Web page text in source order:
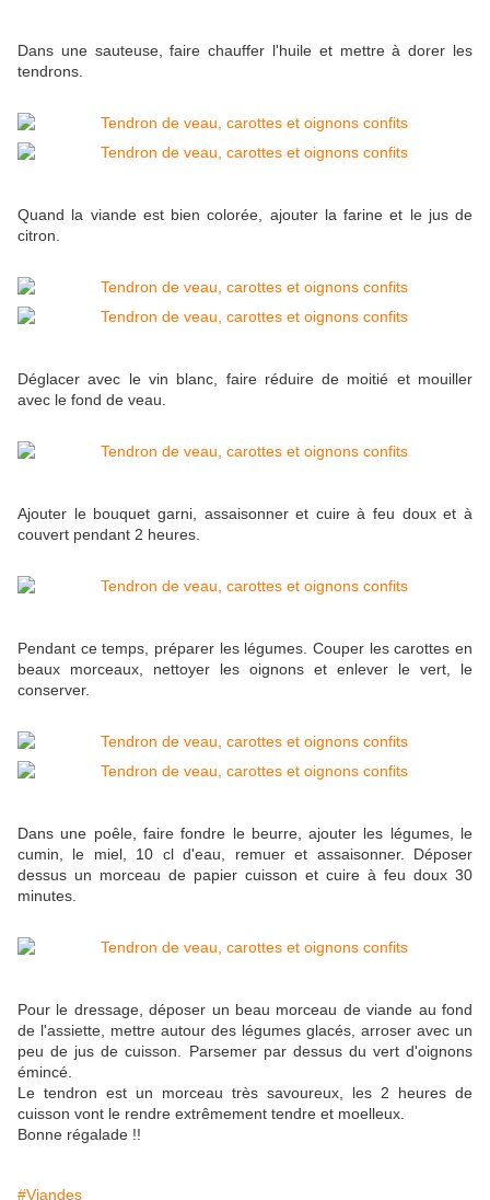
Dans une sauteuse, faire chauffer l'huile et mettre à dorer les
tendrons.
Quand la viande est bien colorée, ajouter la farine et le jus de
citron.
Déglacer avec le vin blanc, faire réduire de moitié et mouiller
avec le fond de veau.
Ajouter le bouquet garni, assaisonner et cuire à feu doux et à
couvert pendant 2 heures.
Pendant ce temps, préparer les légumes. Couper les carottes en
beaux morceaux, nettoyer les oignons et enlever le vert, le
conserver.
Dans une poêle, faire fondre le beurre, ajouter les légumes, le
cumin, le miel, 10 cl d'eau, remuer et assaisonner. Déposer
dessus un morceau de papier cuisson et cuire à feu doux 30
minutes.
Pour le dressage, déposer un beau morceau de viande au fond
de l'assiette, mettre autour des légumes glacés, arroser avec un
peu de jus de cuisson. Parsemer par dessus du vert d'oignons
émincé.
Le tendron est un morceau très savoureux, les 2 heures de
cuisson vont le rendre extrêmement tendre et moelleux.
Bonne régalade !!
#Viandes